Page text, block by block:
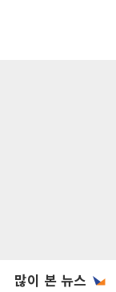
많이 본 뉴스